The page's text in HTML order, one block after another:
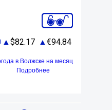
82.17 94.84
в Волжске на месяц
Подробнее